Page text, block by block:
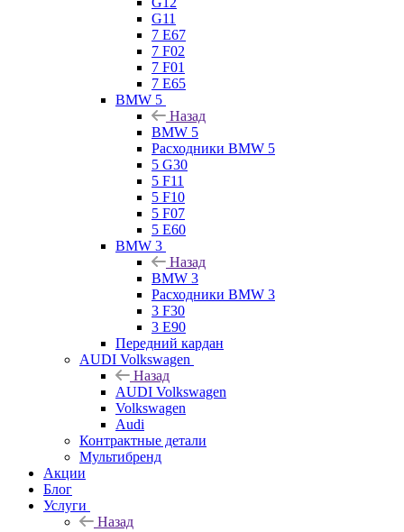
G11
7 Е67
7 F02
7 F01
7 E65
BMW 5
Назад
BMW 5
Расходники BMW 5
5 G30
5 F11
5 F10
5 F07
5 E60
BMW 3
Назад
BMW 3
Расходники BMW 3
3 F30
3 E90
Передний кардан
AUDI Volkswagen
Назад
AUDI Volkswagen
Volkswagen
Audi
Контрактные детали
Мультибренд
Акции
Блог
Услуги
Назад